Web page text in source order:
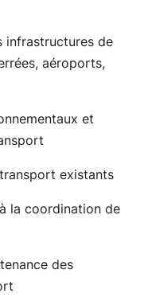
infrastructures de
aéroports,
et
existants
la coordination de
des